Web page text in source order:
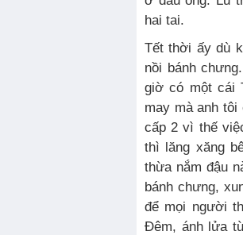
hai tai.
Tết thời ấy dù
nồi bánh
giờ có một cái
may mà anh
cấp 2 vì thế
thì lăng xăng
thừa nắm đậu
bánh chưng,
để mọi người
Đêm, ánh lửa